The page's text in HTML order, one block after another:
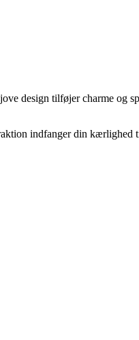
design tilføjer charme
indfanger din kærlighed